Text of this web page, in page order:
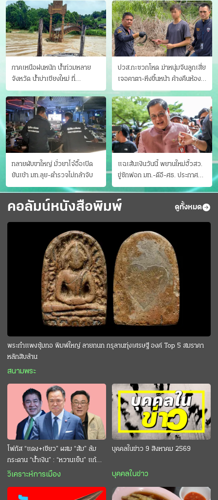
ภาคเหนือฝนหนัก น้ำท่วมหลาย
จังหวัด นํ้าบ่าเชียงใหม่ ที่
แม่ฮ่องสอน ซัดสะพานขาด
ปวส.กะซวกโหด ฆ่าหนุ่มจีนลูกเสี่ย
เจอคาตา-หึงขึ้นหน้า ค้างคืนห้อง
แฟนสาว
ทลายผับขาใหญ่ มั่วยาโจ๋อื้อเปิด
ยันเช้า มท.ลุย-ตำรวจไม่กล้าจับ
แฉเส้นเงินวันนี้ พยานใหม่ฮั้วสว.
ขู่ซักฟอก มท.-ดีอี-ศธ. ประกาศ
บัญชีท้องถิ่น
คอลัมน์หนังสือพิมพ์ ดูทั้งหมด
พระกำแพงซุ้มกอ พิมพ์ใหญ่ ลายกนก กรุลานทุ่งเศรษฐี องค์ Top 5 สมราคา
หลักสิบล้าน
สนามพระ
โฟกัส “แดง+เขียว” ผสม “ส้ม” ล้ม
กระดาน “นํ้าเงิน” : “หวานเย็น” แก้
กระหาย “อนุทิน” ดักตีกินสบาย
วิเคราะห์การเมือง
บุคคลในข่าว 9 สิงหาคม 2569
บุคคลในข่าว